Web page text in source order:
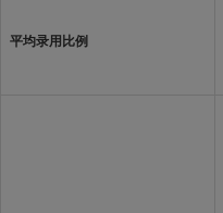
平均录用比例